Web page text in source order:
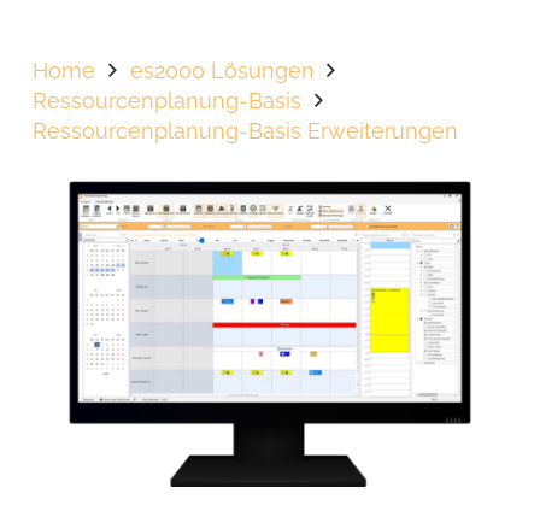
Home
es2000 Lösungen
Ressourcenplanung-Basis
Ressourcenplanung-Basis Erweiterungen